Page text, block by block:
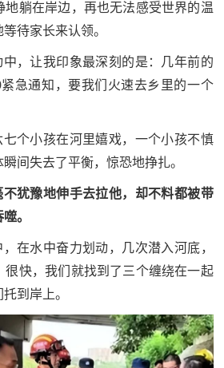
地躺在岸边，再也无法感受世界的温
待家长来认领。
，让我印象最深刻的是：几年前的
急通知，要我们火速去乡里的一个
个小孩在河里嬉戏，一个小孩不慎
间失去了平衡，惊恐地挣扎。
犹豫地伸手去拉他，却不料都被带
。
在水中奋力划动，几次潜入河底，
很快，我们就找到了三个缠绕在一起
到岸上。